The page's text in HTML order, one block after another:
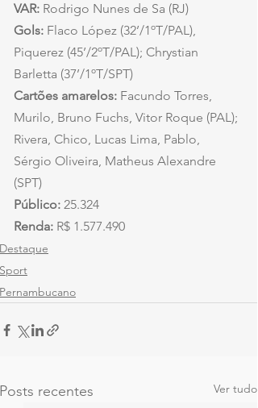
VAR: Rodrigo Nunes de Sa (RJ)
Gols: Flaco López (32’/1ºT/PAL),
Piquerez (45’/2ºT/PAL); Chrystian
Barletta (37’/1ºT/SPT)
Cartões amarelos: Facundo Torres,
Murilo, Bruno Fuchs, Vitor Roque (PAL);
Rivera, Chico, Lucas Lima, Pablo,
Sérgio Oliveira, Matheus Alexandre
(SPT)
Público: 25.324
Renda: R$ 1.577.490
Destaque
Sport
Pernambucano
Posts recentes Ver tudo